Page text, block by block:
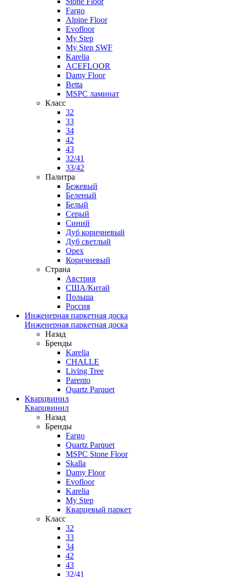
Fargo
Alpine Floor
Evofloor
My Step
My Step SWF
Karelia
ACEFLOOR
Damy Floor
Betta
MSPC ламинат
Класс
32
33
34
42
43
32/41
33/42
Палитра
Бежевый
Беленый
Белый
Серый
Синий
Дуб коричневый
Дуб светлый
Орех
Коричневый
Страна
Австрия
США/Китай
Польша
Россия
Инженерная паркетная доска
Инженерная паркетная доска
Назад
Бренды
Karelia
CHALLE
Living Tree
Parento
Quartz Parquet
Кварцвинил
Кварцвинил
Назад
Бренды
Fargo
Quartz Parquet
MSPC Stone Floor
Skalla
Damy Floor
Evofloor
Karelia
My Step
Кварцевый паркет
Класс
32
33
34
42
43
32/41